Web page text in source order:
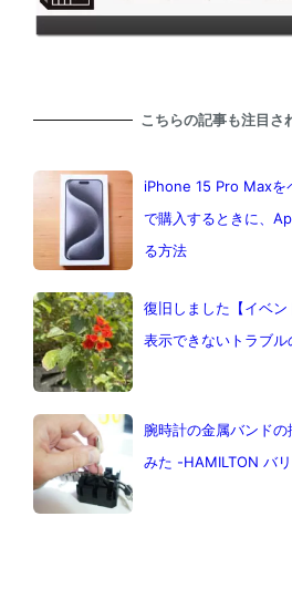
こちらの記事も注目さ
iPhone 15 Pro Maxを
で購入するときに、
る方法
復旧しました【イベ
表示できないトラブ
腕時計の金属バンド
みた -HAMILTON バ